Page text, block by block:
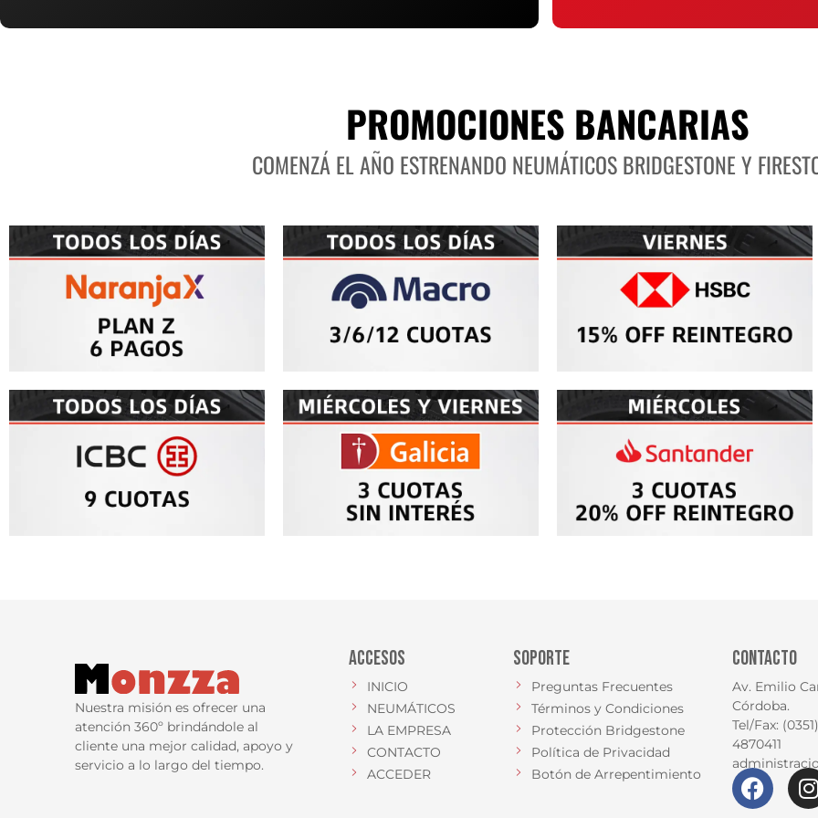
PROMOCIONES BANCARIAS
COMENZÁ EL AÑO ESTRENANDO NEUMÁTICOS BRIDGESTONE Y
Nuestra misión es ofrecer una
atención 360º brindándole al
cliente una mejor calidad, apoyo y
servicio a lo largo del tiempo.
ACCESOS
INICIO
NEUMÁTICOS
LA EMPRESA
CONTACTO
ACCEDER
SOPORTE
Preguntas Frecuentes
Términos y Condiciones
Protección Bridgestone
Política de Privacidad
Botón de Arrepentimiento
CONTACTO
Av. Emilio
Córdoba.
Tel/Fax:
4870411